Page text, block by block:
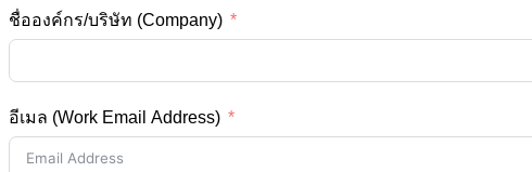
ชื่อองค์กร/บริษัท (Company)
อีเมล (Work Email Address)